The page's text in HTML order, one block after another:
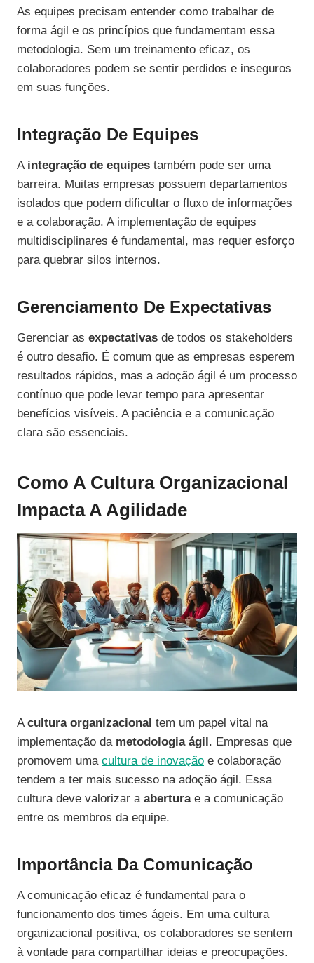
As equipes precisam entender como trabalhar de
forma ágil e os princípios que fundamentam essa
metodologia. Sem um treinamento eficaz, os
colaboradores podem se sentir perdidos e inseguros
em suas funções.
Integração De Equipes
A integração de equipes também pode ser uma
barreira. Muitas empresas possuem departamentos
isolados que podem dificultar o fluxo de informações
e a colaboração. A implementação de equipes
multidisciplinares é fundamental, mas requer esforço
para quebrar silos internos.
Gerenciamento De Expectativas
Gerenciar as expectativas de todos os stakeholders
é outro desafio. É comum que as empresas esperem
resultados rápidos, mas a adoção ágil é um processo
contínuo que pode levar tempo para apresentar
benefícios visíveis. A paciência e a comunicação
clara são essenciais.
Como A Cultura Organizacional
Impacta A Agilidade
Acultura organizacional tem um papel vital na
implementação da metodologia ágil . Empresas que
promovem uma cultura de inovação e colaboração
tendem a ter mais sucesso na adoção ágil. Essa
cultura deve valorizar a aberturae a comunicação
entre os membros da equipe.
Importância Da Comunicação
A comunicação eficaz é fundamental para o
funcionamento dos times ágeis. Em uma cultura
organizacional positiva, os colaboradores se sentem
à vontade para compartilhar ideias e preocupações.